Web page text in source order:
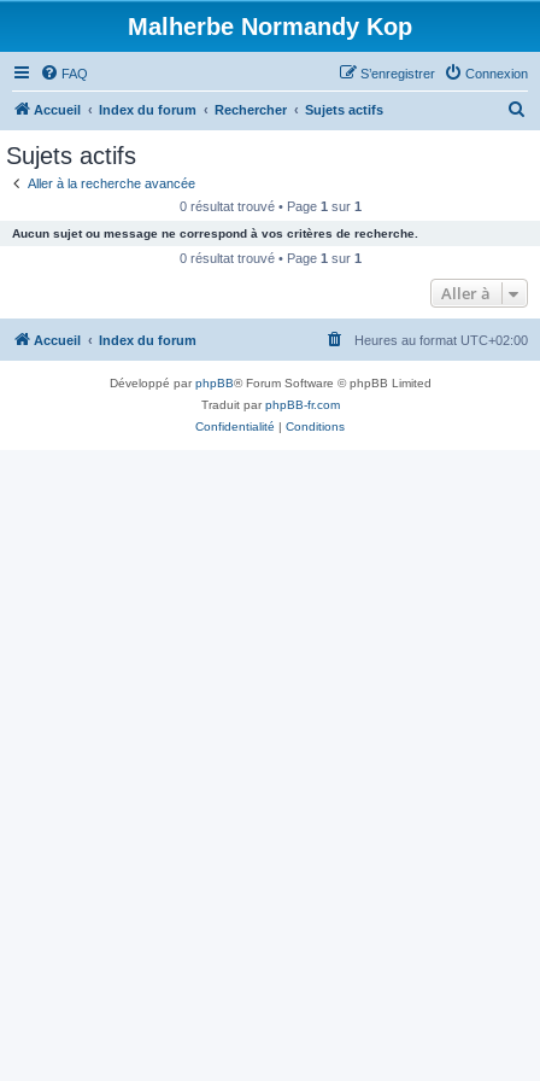
Malherbe Normandy Kop
FAQ Connexion
S’enregistrer
Accueil Index du forum Rechercher Sujets actifs
c
e
Sujets actifs
Aller à la recherche avancée
0 résultat trouvé • Page 1 sur 1
Aucun sujet ou message ne correspond à vos critères de recherche.
0 résultat trouvé • Page 1 sur 1
Aller à
Accueil Index du forum Heures au format UTC+02:00
Développé parphpBB® Forum Software © phpBB Limited
Traduit parphpBB-fr.com
Confidentialité | Conditions